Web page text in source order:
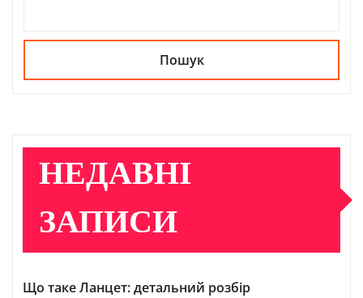
Пошук
НЕДАВНІ
ЗАПИСИ
Що таке Ланцет: детальний розбір